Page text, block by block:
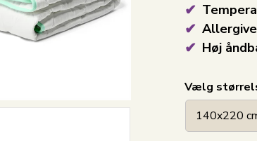
Høj
Vælg